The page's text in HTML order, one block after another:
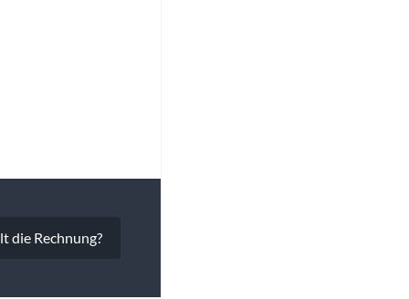
die Rechnung?